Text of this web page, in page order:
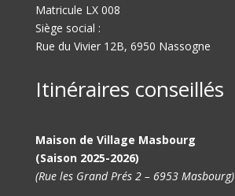
Matricule LX 008
Siège social :
Rue du Vivier 12B, 6950 Nassogne
Itinéraires conseillés
Maison de Village Masbourg
(Saison 2025-2026)
(Rue les Grand Prés 2 – 6953 Masbourg)